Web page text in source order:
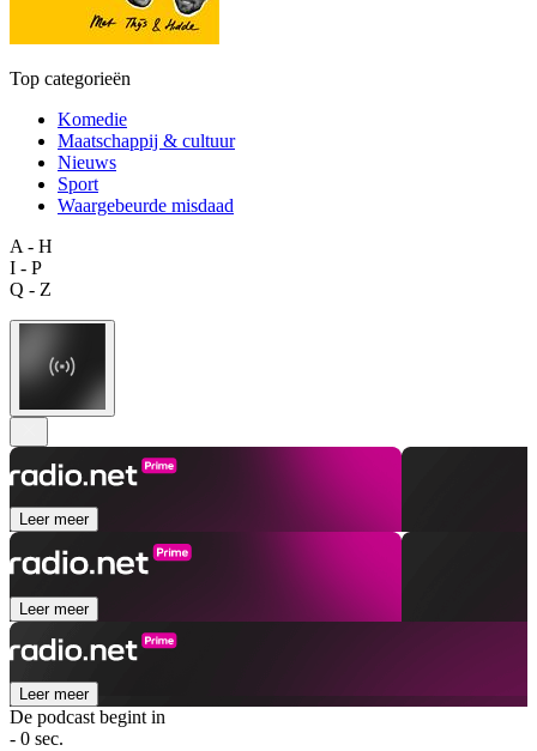
Top categorieën
Komedie
Maatschappij & cultuur
Nieuws
Sport
Waargebeurde misdaad
A - H
I - P
Q - Z
Leer meer
Leer meer
Leer meer
De podcast begint in
- 0 sec.